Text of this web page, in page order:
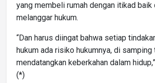
yang membeli rumah dengan itikad baik
melanggar hukum.
“Dan harus diingat bahwa setiap
hukum ada risiko hukumnya, di samping
mendatangkan keberkahan dalam
(*)